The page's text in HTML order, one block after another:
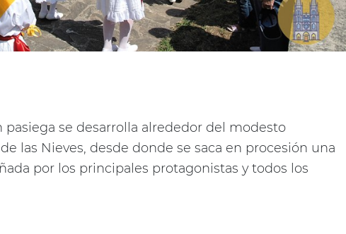
pasiega se desarrolla alrededor del modesto
las Nieves, desde donde se saca en procesión una
por los principales protagonistas y todos los